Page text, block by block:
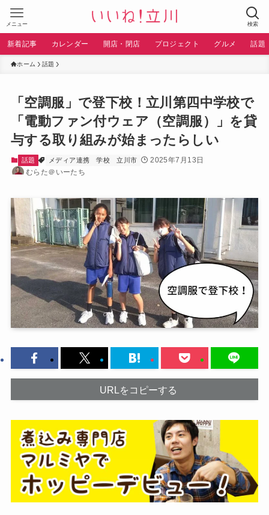
検索
メニュー
新着記事 カレンダー 開店・閉店 プロジェクト グルメ 話題
ホーム 話題
「空調服」で登下校！立川第四中学校で
「電動ファン付ウェア（空調服）」を貸
与する取り組みが始まったらしい
話題 メディア連携 学校 立川市
2025年7月13日
むらた＠いーたち
URLをコピーする